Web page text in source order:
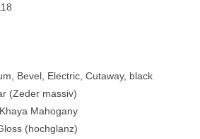
Bevel, Electric, Cutaway, black
(Zeder massiv)
Mahogany
(hochglanz)